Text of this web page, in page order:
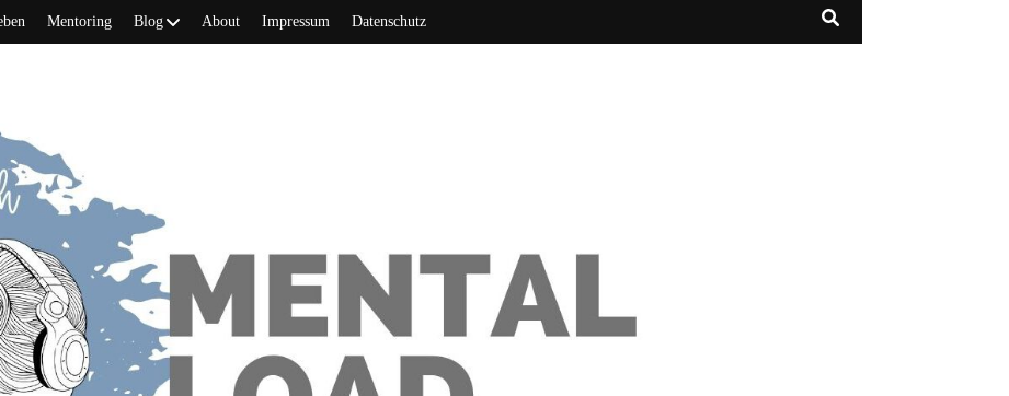
Mentoring Blog About Impressum Datenschutz